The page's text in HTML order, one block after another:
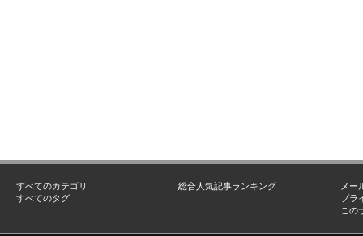
すべてのカテゴリ
すべてのタグ
総合人気記事ランキング
メー
プラ
この